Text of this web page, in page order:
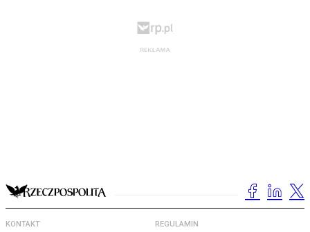
KONTAKT REGULAMIN